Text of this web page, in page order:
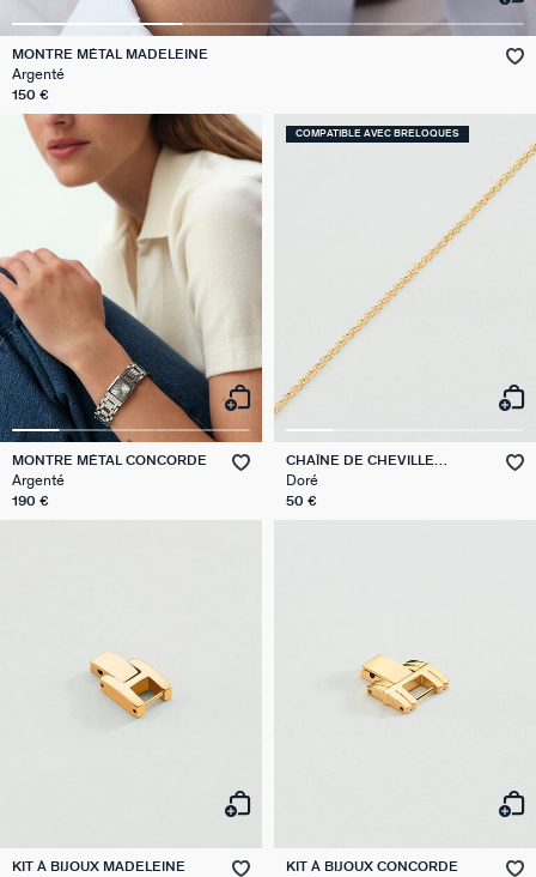
VICTOIRE
GÉNÉRATION AGATHA
SUR LA PEAU
MONTRE MÉTAL MADELEINE
Argenté
150 €
MONTRE MÉTAL CONCORDE
Argenté
190 €
COMPATIBLE AVEC BRELOQUES
CHAÎNE DE CHEVILLE
TALIJASY
Doré
50 €
KIT À BIJOUX MADELEINE KIT À BIJOUX CONCORDE